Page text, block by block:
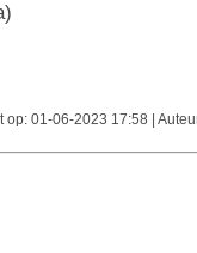
01-06-2023 17:58 |